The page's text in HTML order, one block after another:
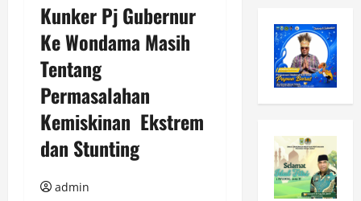
Kunker Pj Gubernur
Ke Wondama Masih
Tentang
Permasalahan
Kemiskinan Ekstrem
dan Stunting
admin